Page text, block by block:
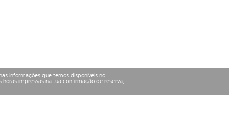
informações que temos disponíveis no
impressas na tua confirmação de reserva,